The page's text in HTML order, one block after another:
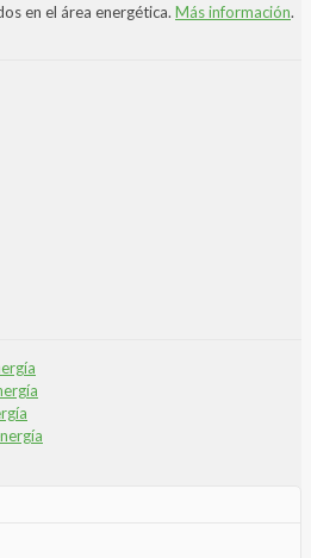
en el área energética. Más información.